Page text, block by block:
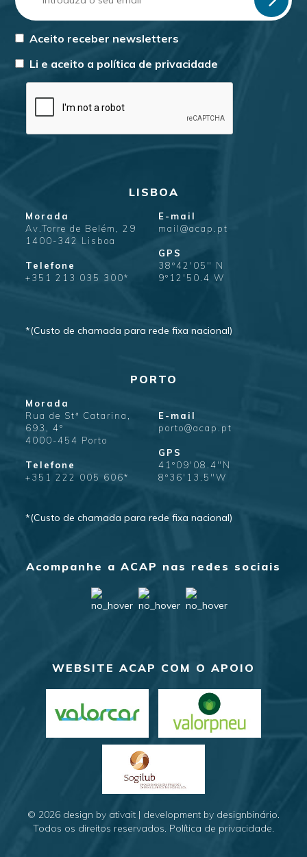
Aceito receber newsletters
Li e aceito a política de privacidade
LISBOA
Morada
Av.Torre de Belém, 29
1400-342 Lisboa
Telefone
+351 213 035 300*
E-mail
mail@acap.pt
GPS
38º42'05" N
9º12'50.4 W
*(Custo de chamada para rede fixa nacional)
PORTO
Morada
Rua de Stª Catarina,
693, 4º
4000-454 Porto
Telefone
+351 222 005 606*
E-mail
porto@acap.pt
GPS
41º09'08.4"N
8º36'13.5"W
*(Custo de chamada para rede fixa nacional)
Acompanhe a ACAP nas redes sociais
WEBSITE ACAP COM O APOIO
© 2026 design by ativait | development by designbinário.
Todos os direitos reservados. Política de privacidade.